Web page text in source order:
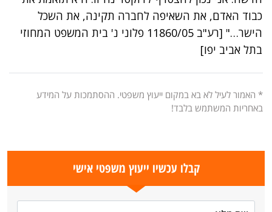
כבוד האדם, את השאיפה לחברה תקינה, את השכל
הישר…" [רע"ב 11860/05 פלוני נ' בית המשפט המחוזי
בתל אביב יפו]
* האמור לעיל לא בא במקום ייעוץ משפטי. ההסתמכות על המידע
באחריות המשתמש בלבד!
קבלו עכשיו ייעוץ משפטי אישי